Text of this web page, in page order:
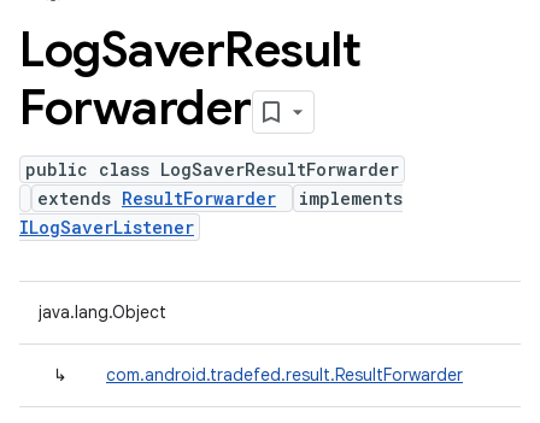
LogSaverResult
Forwarder
public class LogSaverResultForwarder
extends ResultForwarder
implements
ILogSaverListener
java.lang.Object
↳ com.android.tradefed.result.ResultForwarder